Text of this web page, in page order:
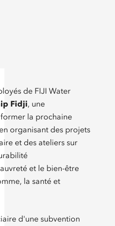
de FIJI Water
Fidji, une
la prochaine
organisant des projets
et des ateliers sur
et le bien-être
la santé et
d'une subvention